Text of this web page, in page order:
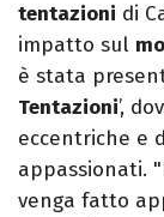
tentazioni di
impatto sul
è stata
Tentazioni’,
eccentriche e
appassionati.
venga fatto